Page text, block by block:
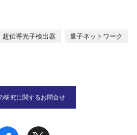
超伝導光子検出器 量子ネットワーク
研究に関するお問合せ